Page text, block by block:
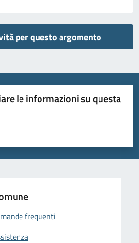
per questo argomento
le informazioni su questa
5 stelle su 5
su 5
su 5
5
frequenti